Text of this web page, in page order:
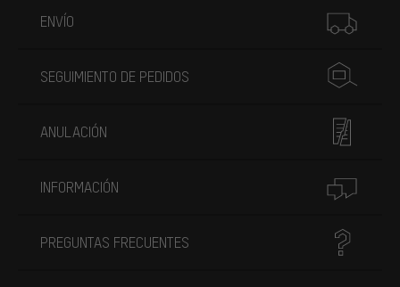
ENVÍO
SEGUIMIENTO DE PEDIDOS
ANULACIÓN
INFORMACIÓN
PREGUNTAS FRECUENTES